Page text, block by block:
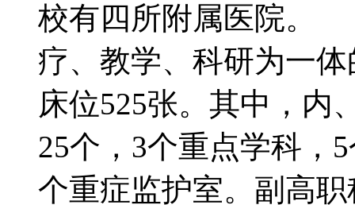
校有四所附属医院
疗、教学、科研为一
床位525张。其中，内
25个，3个重点学科，
个重症监护室。副高